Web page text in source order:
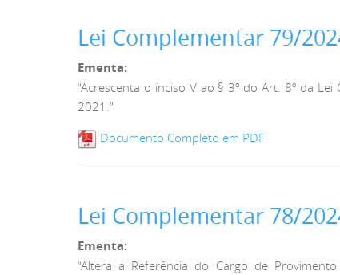
Lei Complementar 79/
Ementa:
“Acrescenta o inciso V ao § 3º do Art. 8º da
2021.”
Documento Completo em PDF
Lei Complementar 78/
Ementa:
“Altera a Referência do Cargo de